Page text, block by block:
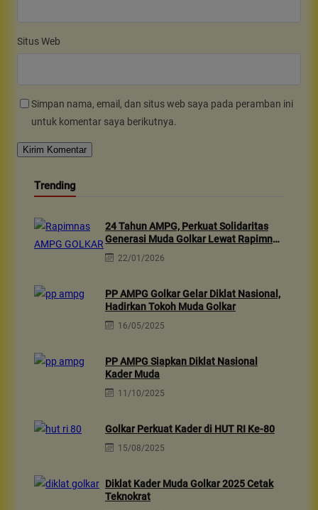
Situs Web
Simpan nama, email, dan situs web saya pada peramban ini
untuk komentar saya berikutnya.
Trending
24 Tahun AMPG, Perkuat Solidaritas
Generasi Muda Golkar Lewat Rapimnas
2026 & Aksi Sosial 10rb Dhuafa
22/01/2026
PP AMPG Golkar Gelar Diklat Nasional,
Hadirkan Tokoh Muda Golkar
16/05/2025
PP AMPG Siapkan Diklat Nasional
Kader Muda
11/10/2025
Golkar Perkuat Kader di HUT RI Ke-80
15/08/2025
Diklat Kader Muda Golkar 2025 Cetak
Teknokrat